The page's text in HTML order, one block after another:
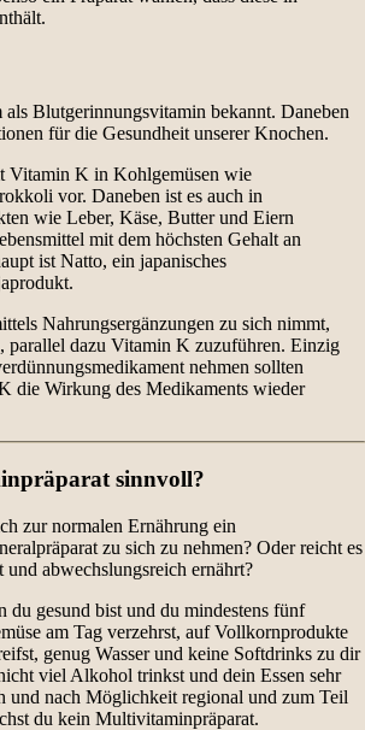
Blutgerinnungsvitamin bekannt. Daneben
für die Gesundheit unserer Knochen.
Vitamin K in Kohlgemüsen wie
vor. Daneben ist es auch in
wie Leber, Käse, Butter und Eiern
mit dem höchsten Gehalt an
ist Natto, ein japanisches
Nahrungsergänzungen zu sich nimmt,
parallel dazu Vitamin K zuzuführen. Einzig
nehmen sollten
die Wirkung des Medikaments wieder
sinnvoll?
zur normalen Ernährung ein
zu sich zu nehmen? Oder reicht es
und abwechslungsreich ernährt?
du gesund bist und du mindestens fünf
am Tag verzehrst, auf Vollkornprodukte
genug Wasser und keine Softdrinks zu dir
viel Alkohol trinkst und dein Essen sehr
und nach Möglichkeit regional und zum Teil
du kein Multivitaminpräparat.